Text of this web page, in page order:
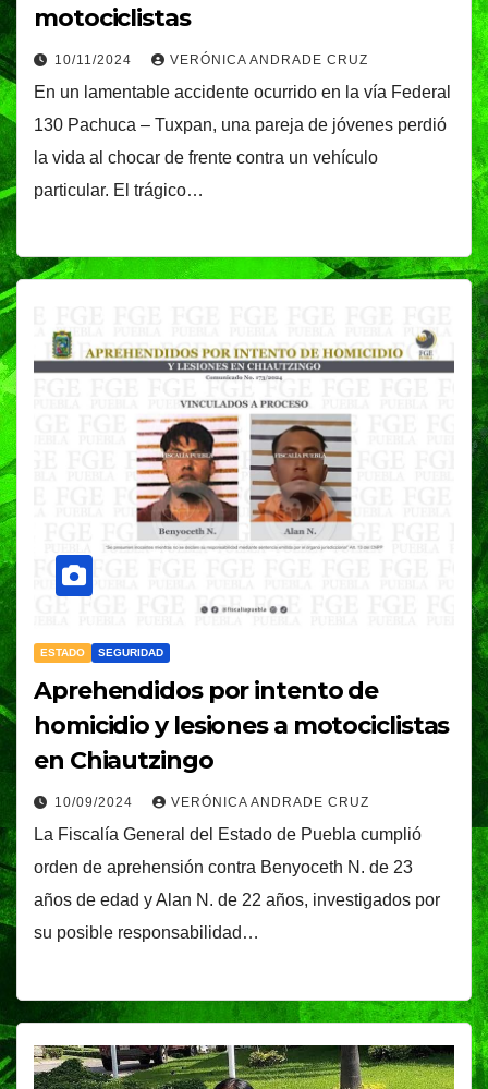
motociclistas
10/11/2024 VERÓNICA ANDRADE CRUZ
En un lamentable accidente ocurrido en la vía Federal
130 Pachuca – Tuxpan, una pareja de jóvenes perdió
la vida al chocar de frente contra un vehículo
particular. El trágico…
ESTADO SEGURIDAD
Aprehendidos por intento de
homicidio y lesiones a motociclistas
en Chiautzingo
10/09/2024 VERÓNICA ANDRADE CRUZ
La Fiscalía General del Estado de Puebla cumplió
orden de aprehensión contra Benyoceth N. de 23
años de edad y Alan N. de 22 años, investigados por
su posible responsabilidad…